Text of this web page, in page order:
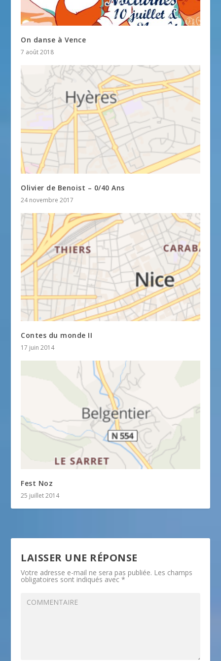
On danse à Vence
7 août 2018
Olivier de Benoist – 0/40 Ans
24 novembre 2017
Contes du monde II
17 juin 2014
Fest Noz
25 juillet 2014
LAISSER UNE RÉPONSE
Votre adresse e-mail ne sera pas publiée. Les champs
obligatoires sont indiqués avec*